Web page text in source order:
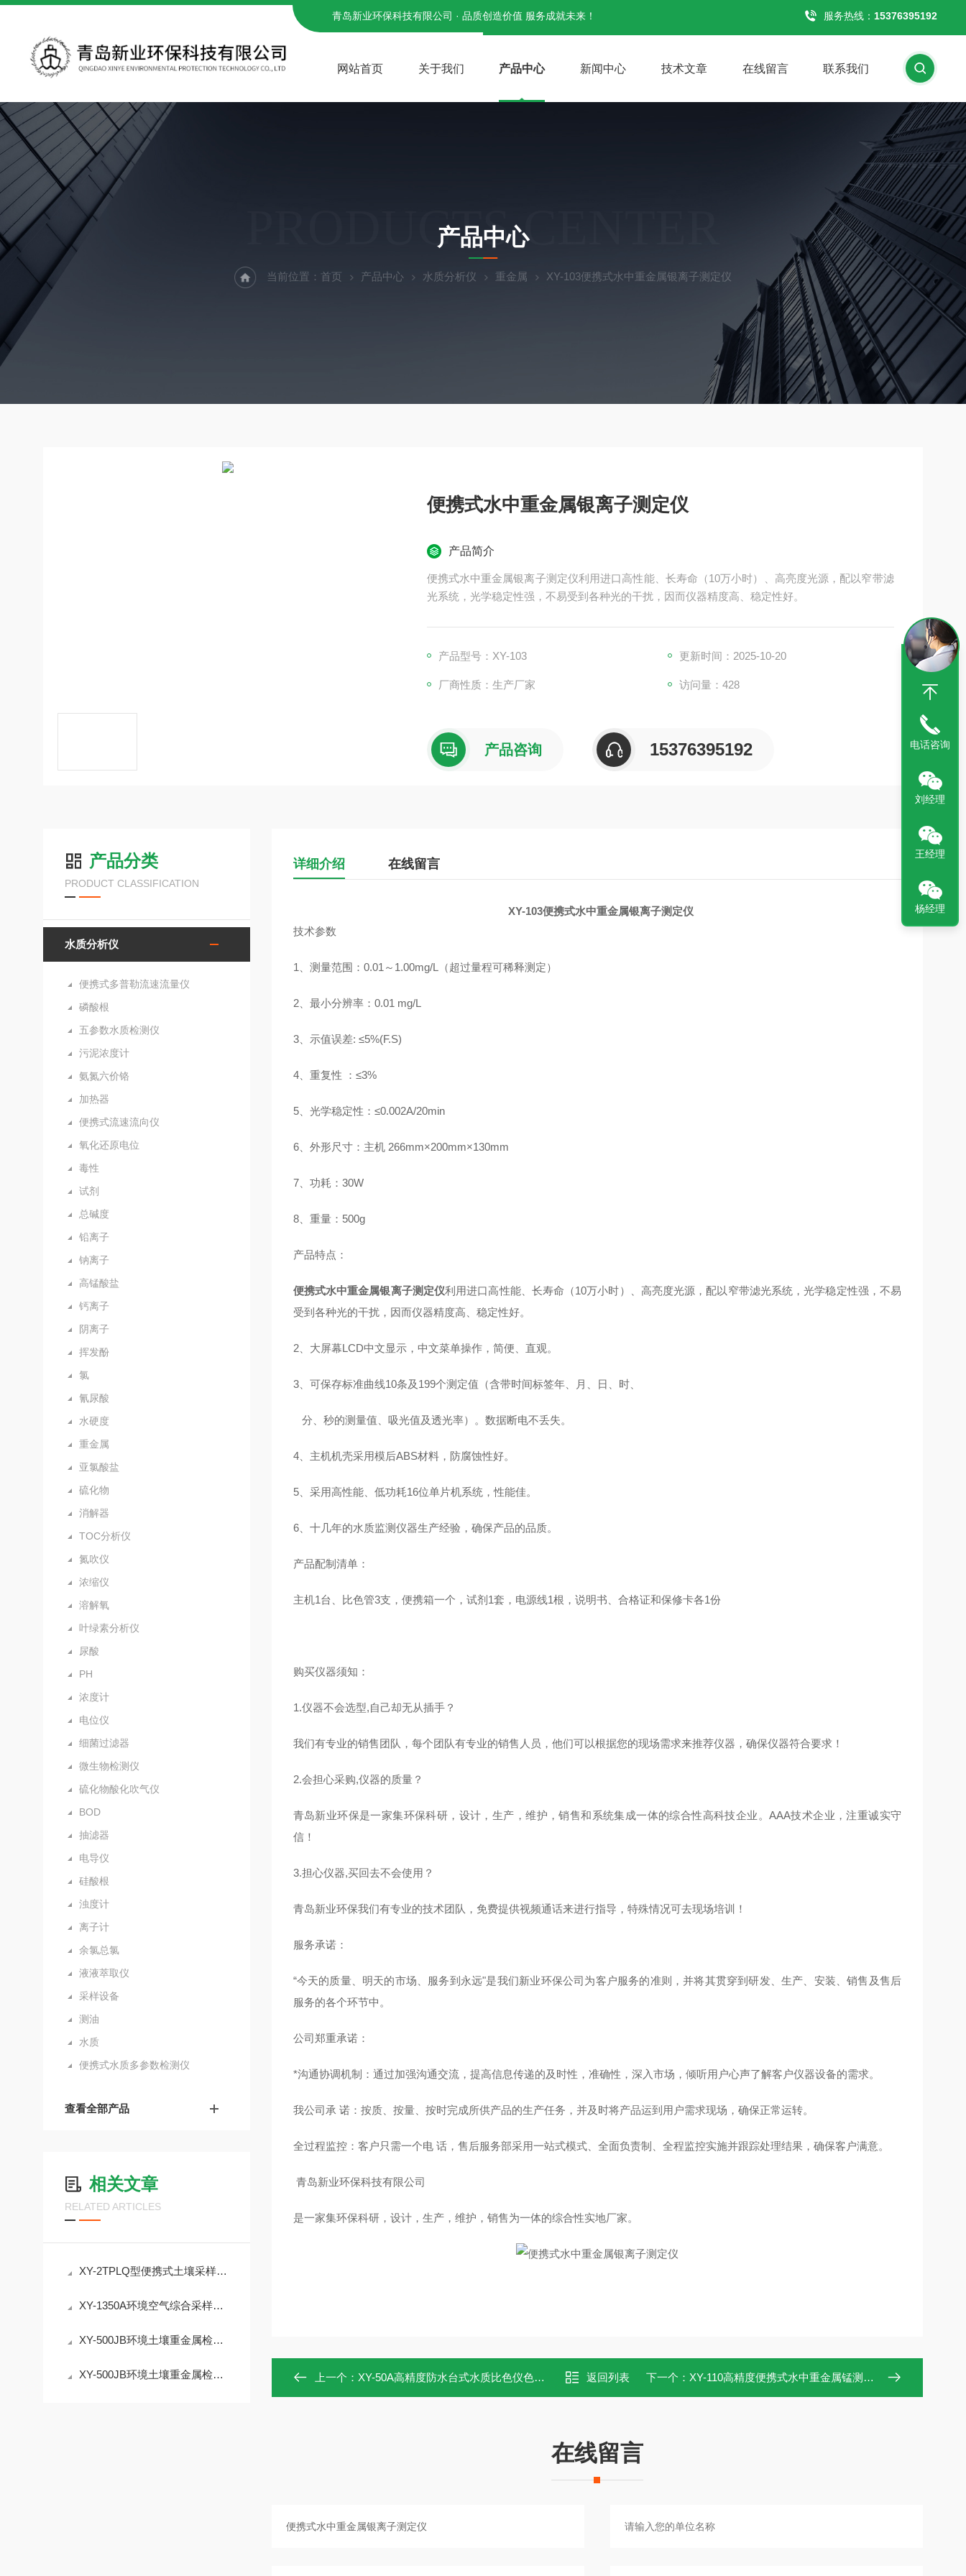
青岛新业环保科技有限公司 · 品质创造价值 服务成就未来！ 服务热线： 15376395192
网站首页 关于我们 产品中心 新闻中心 技术文章 在线留言 联系我们
PRODUCTS CENTER
产品中心
当前位置： 首页 产品中心 水质分析仪 重金属 XY-103便携式水中重金属银离子测定仪
便携式水中重金属银离子测定仪
产品简介
便携式水中重金属银离子测定仪利用进口高性能、长寿命（10万小时）、高亮度光源，配以窄带滤
光系统，光学稳定性强，不易受到各种光的干扰，因而仪器精度高、稳定性好。
产品型号：XY-103 更新时间：2025-10-20
厂商性质：生产厂家 访问量：428
产品咨询 15376395192
产品分类
PRODUCT CLASSIFICATION
水质分析仪
便携式多普勒流速流量仪
磷酸根
五参数水质检测仪
污泥浓度计
氨氮六价铬
加热器
便携式流速流向仪
氧化还原电位
毒性
试剂
总碱度
铅离子
钠离子
高锰酸盐
钙离子
阴离子
挥发酚
氯
氰尿酸
水硬度
重金属
亚氯酸盐
硫化物
消解器
TOC分析仪
氮吹仪
浓缩仪
溶解氧
叶绿素分析仪
尿酸
PH
浓度计
电位仪
细菌过滤器
微生物检测仪
硫化物酸化吹气仪
BOD
抽滤器
电导仪
硅酸根
浊度计
离子计
余氯总氯
液液萃取仪
采样设备
测油
水质
便携式水质多参数检测仪
查看全部产品
相关文章
RELATED ARTICLES
XY-2TPLQ型便携式土壤采样装备综合套装多功能土壤重金属有机物分析采样介绍
XY-1350A环境空气综合采样器，氟化物/重金属/SVOCs采样好助手
XY-500JB环境土壤重金属检测综合箱，铅/镉/铬/汞/砷等
XY-500JB环境土壤重金属检测综合箱 比色法测量吸光度
详细介绍 在线留言
XY-103便携式水中重金属银离子测定仪
技术参数
1 、测量范围： 0.01 ～ 1.00mg/L （超过量程可稀释测定）
2、最小分辨率： 0.01 mg/L
3、示值误差: ≤5%(F.S)
4、重复性 ： ≤3%
5、光学稳定性： ≤0.002A/20min
6、外形尺寸：主机266mm×200mm×130mm
7、功耗： 30W
8、重量： 500g
产品特点：
便携式水中重金属银离子测定仪利用进口高性能、长寿命（10万小时）、高亮度光源，配以窄带滤光系统，光学稳定性强，不易
受到各种光的干扰，因而仪器精度高、稳定性好。
2、大屏幕LCD中文显示，中文菜单操作，简便、直观。
3、可保存标准曲线10条及 199个测定值（含带时间标签年、月、日、时、
分、秒的测量值、吸光值及透光率）。数据断电不丢失。
4、主机机壳采用模后ABS材料，防腐蚀性好。
5、采用高性能、低功耗16位单片机系统，性能佳。
6、十几年的水质监测仪器生产经验，确保产品的品质。
产品配制清单：
主机1台、比色管3支，便携箱一个，试剂 1套，电源线1根，说明书、合格证和保修卡各1份
购买仪器须知：
1.仪器不会选型,自己却无从插手？
我们有专业的销售团队，每个团队有专业的销售人员，他们可以根据您的现场需求来推荐仪器，确保仪器符合要求！
2.会担心采购,仪器的质量？
青岛新业环保是一家集环保科研，设计，生产，维护，销售和系统集成一体的综合性高科技企业。AAA技术企业，注重诚实守
信！
3.担心仪器,买回去不会使用？
青岛新业环保我们有专业的技术团队，免费提供视频通话来进行指导，特殊情况可去现场培训！
服务承诺：
“今天的质量、明天的市场、服务到永远"是我们新业环保公司为客户服务的准则，并将其贯穿到研发、生产、安装、销售及售后
服务的各个环节中。
公司郑重承诺：
*沟通协调机制：通过加强沟通交流，提高信息传递的及时性，准确性，深入市场，倾听用户心声了解客户仪器设备的需求。
我公司承 诺：按质、按量、按时完成所供产品的生产任务，并及时将产品运到用户需求现场，确保正常运转。
全过程监控：客户只需一个电 话，售后服务部采用一站式模式、全面负责制、全程监控实施并跟踪处理结果，确保客户满意。
青岛新业环保科技有限公司
是一家集环保科研，设计，生产，维护，销售为一体的综合性实地厂家。
上一个： XY-50A高精度防水台式水质比色仪色度仪 返回列表 下一个： XY-110高精度便携式水中重金属锰测定仪
在线留言
电话咨询
刘经理
王经理
杨经理